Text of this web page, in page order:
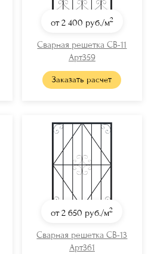
от 2 400 руб./м2
Сварная решетка СВ-11
Арт359
Заказать расчет
от 2 650 руб./м2
Сварная решетка СВ-13
Арт361